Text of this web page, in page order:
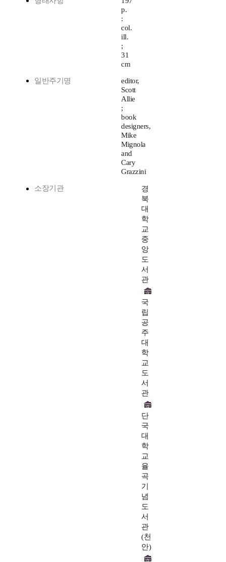
p.
:
col.
ill.
;
31
cm
일반주기명
editor,
Scott
Allie
;
book
designers,
Mike
Mignola
and
Cary
Grazzini
소장기관
경
북
대
학
교
중
앙
도
서
관
국
립
공
주
대
학
교
도
서
관
단
국
대
학
교
율
곡
기
념
도
서
관
(천
안)